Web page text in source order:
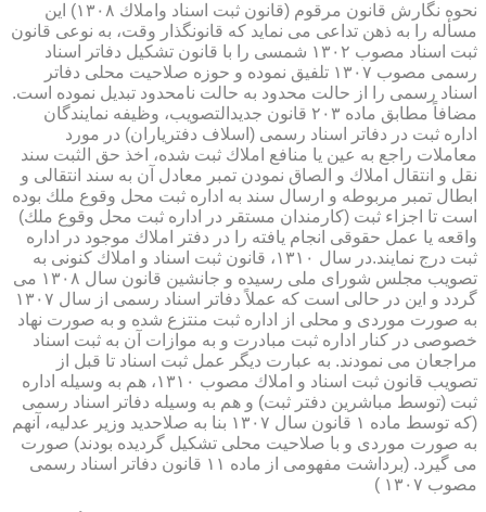
نحوه نگارش قانون مرقوم (قانون ثبت اسناد واملاك ۱۳۰۸) این
مسأله را به ذهن تداعی می نماید كه قانونگذار وقت، به نوعی قانون
ثبت اسناد مصوب ۱۳۰۲ شمسی را با قانون تشكیل دفاتر اسناد
رسمی مصوب ۱۳۰۷ تلفیق نموده و حوزه صلاحیت محلی دفاتر
اسناد رسمی را از حالت محدود به حالت نامحدود تبدیل نموده است.
مضافاً مطابق ماده ۲۰۳ قانون جدیدالتصویب، وظیفه نمایندگان
اداره ثبت در دفاتر اسناد رسمی (اسلاف دفتریاران) در مورد
معاملات راجع به عین یا منافع املاك ثبت شده، اخذ حق الثبت سند
نقل و انتقال املاك و الصاق نمودن تمبر معادل آن به سند انتقالی و
ابطال تمبر مربوطه و ارسال سند به اداره ثبت محل وقوع ملك بوده
است تا اجزاء ثبت (كارمندان مستقر در اداره ثبت محل وقوع ملك)
واقعه یا عمل حقوقی انجام یافته را در دفتر املاك موجود در اداره
ثبت درج نمایند.در سال ۱۳۱۰، قانون ثبت اسناد و املاك كنونی به
تصویب مجلس شورای ملی رسیده و جانشین قانون سال ۱۳۰۸ می
گردد و این در حالی است كه عملاً دفاتر اسناد رسمی از سال ۱۳۰۷
به صورت موردی و محلی از اداره ثبت منتزع شده و به صورت نهاد
خصوصی در كنار اداره ثبت مبادرت و به موازات آن به ثبت اسناد
مراجعان می نمودند. به عبارت دیگر عمل ثبت اسناد تا قبل از
تصویب قانون ثبت اسناد و املاك مصوب ۱۳۱۰، هم به وسیله اداره
ثبت (توسط مباشرین دفتر ثبت) و هم به وسیله دفاتر اسناد رسمی
(كه توسط ماده ۱ قانون سال ۱۳۰۷ بنا به صلاحدید وزیر عدلیه، آنهم
به صورت موردی و با صلاحیت محلی تشكیل گردیده بودند) صورت
می گیرد. (برداشت مفهومی از ماده ۱۱ قانون دفاتر اسناد رسمی
مصوب ۱۳۰۷ )